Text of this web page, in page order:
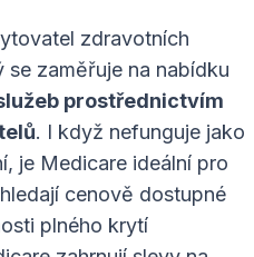
zdravotních
zaměřuje na nabídku
prostřednictvím
. I když nefunguje jako
je Medicare ideální pro
cenově dostupné
plného krytí